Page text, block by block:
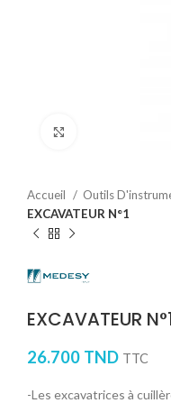
Cliquez pour
Accueil Outils
EXCAVATEUR N°1
EXCAVATEUR
26.700 TND TTC
-Les excavatrices à